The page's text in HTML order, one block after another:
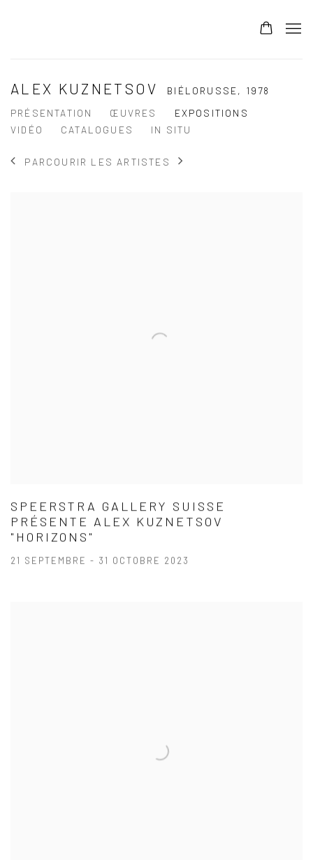
ALEX KUZNETSOV BIÉLORUSSE, 1978
PRÉSENTATION
ŒUVRES
EXPOSITIONS
VIDÉO
CATALOGUES IN SITU
PARCOURIR LES ARTISTES
SPEERSTRA GALLERY SUISSE
PRÉSENTE ALEX KUZNETSOV
"HORIZONS"
21 SEPTEMBRE - 31 OCTOBRE 2023